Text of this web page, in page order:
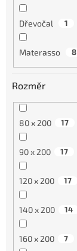
Dřevočal 1
Materasso 8
Rozměr
80 x 200 17
90 x 200 17
120 x 200 17
140 x 200 14
160 x 200 7